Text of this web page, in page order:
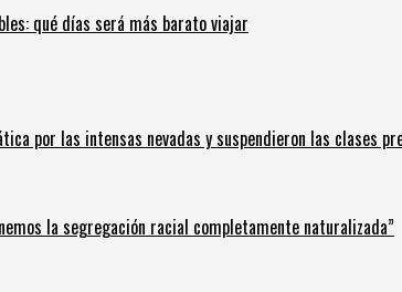
qué días será más barato viajar
por las intensas nevadas y suspendieron las clases
la segregación racial completamente naturalizada”